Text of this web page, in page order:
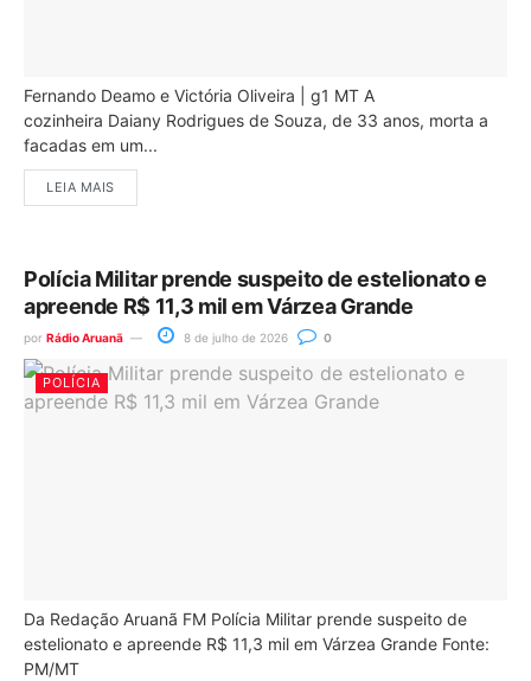
Fernando Deamo e Victória Oliveira | g1 MT A
cozinheira Daiany Rodrigues de Souza, de 33 anos, morta a
facadas em um...
LEIA MAIS
Polícia Militar prende suspeito de estelionato e
apreende R$ 11,3 mil em Várzea Grande
por Rádio Aruanã 8 de julho de 2026 0
POLÍCIA
Da Redação Aruanã FM Polícia Militar prende suspeito de
estelionato e apreende R$ 11,3 mil em Várzea Grande Fonte:
PM/MT